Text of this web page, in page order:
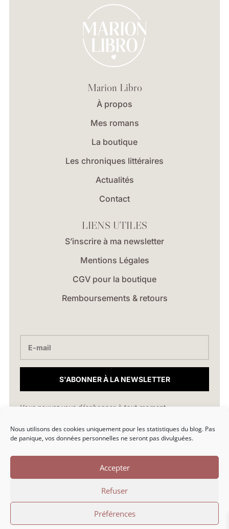
Nous utilisons des cookies uniquement pour les statistiques du blog. Pas
de panique, vos données personnelles ne seront pas divulguées.
Accepter
Refuser
Préférences
Marion Libro
À propos
Mes romans
La boutique
Les chroniques littéraires
Actualités
Contact
LIENS UTILES
S’inscrire à ma newsletter
Mentions Légales
CGV pour la boutique
Remboursements & retours
S'ABONNER À LA NEWSLETTER
Vous pouvez vous désabonner à tout moment.
hello@marionlibro.fr